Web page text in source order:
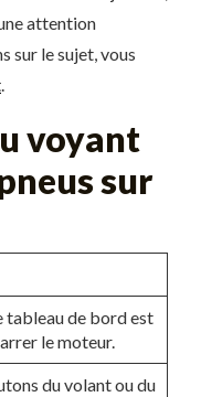
attention
sur le sujet, vous
.
voyant
sur
tableau de bord est
le moteur.
du volant ou du